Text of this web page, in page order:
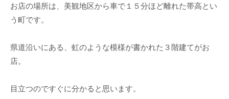
お店の場所は、美観地区から車で１５分ほど離れた帯高とい
う町です。
県道沿いにある、虹のような模様が書かれた３階建てがお
店。
目立つのですぐに分かると思います。